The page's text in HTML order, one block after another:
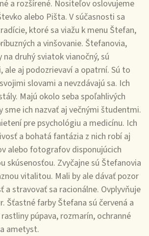
a rozšírené. Nositeľov oslovujeme
alebo Pišta. V súčasnosti sa
ktoré sa viažu k menu Štefan,
a vinšovanie. Štefanovia,
druhý sviatok vianočný, sú
ale aj podozrievaví a opatrní. Sú to
slovami a nevzdávajú sa. Ich
Majú okolo seba spoľahlivých
sme ich nazvať aj večnými študentmi.
pre psychológiu a medicínu. Ich
a bohatá fantázia z nich robí aj
alebo fotografov disponujúcich
skúsenosťou. Zvyčajne sú Štefanovia
vitalitou. Mali by ale dávať pozor
a stravovať sa racionálne. Ovplyvňuje
Šťastné farby Štefana sú červená a
púpava, rozmarín, ochranné
ametyst.